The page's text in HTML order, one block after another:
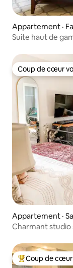
Appartement ·
Suite haut de
Coup de cœur
Coup de cœur
Appartement ·
Charmant studio
Coup de cœur
Coup de